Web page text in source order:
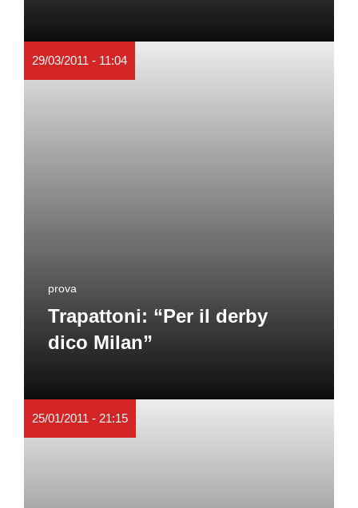
29/03/2011 - 11:04
prova
Trapattoni: “Per il derby
dico Milan”
25/01/2011 - 21:15